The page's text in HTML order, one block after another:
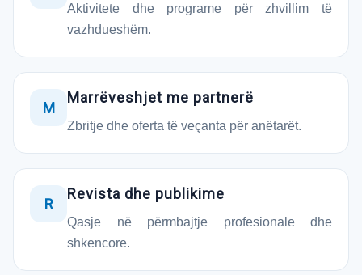
Aktivitete dhe programe për zhvillim të
vazhdueshëm.
M
Marrëveshjet me partnerë
Zbritje dhe oferta të veçanta për anëtarët.
R
Revista dhe publikime
Qasje në përmbajtje profesionale dhe
shkencore.